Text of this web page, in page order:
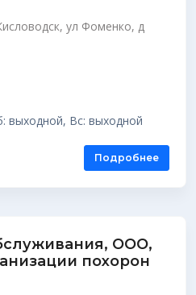
ул Фоменко, д
выходной, Вс: выходной
Подробнее
ООО,
похорон